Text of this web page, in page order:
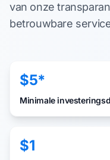
van onze
betrouwbare
$5*
Minimale
$1